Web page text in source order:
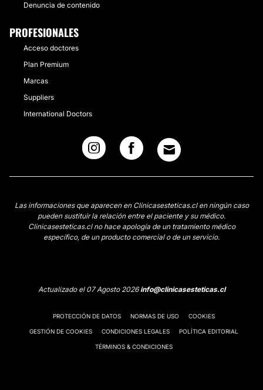
Denuncia de contenido
PROFESIONALES
Acceso doctores
Plan Premium
Marcas
Suppliers
International Doctors
Las informaciones que aparecen en Clinicasesteticas.cl en ningún caso
pueden sustituir la relación entre el paciente y su médico.
Clinicasesteticas.cl no hace apología de un tratamiento médico
específico, de un producto comercial o de un servicio.
Actualizado el 07 Agosto 2026info@clinicasesteticas.cl
PROTECCIÓN DE DATOS NORMAS DE USO COOKIES
GESTIÓN DE COOKIES CONDICIONES LEGALES POLÍTICA EDITORIAL
TÉRMINOS & CONDICIONES